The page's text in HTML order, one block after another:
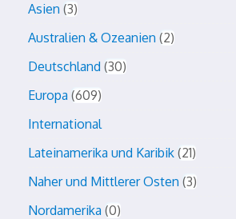
Asien 3
Australien & Ozeanien 2
Deutschland 30
Europa 609
International
Lateinamerika und Karibik 21
Naher und Mittlerer Osten 3
Nordamerika 0